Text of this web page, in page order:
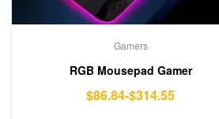
Gamers
RGB Mousepad Gamer
$86.84-$314.55